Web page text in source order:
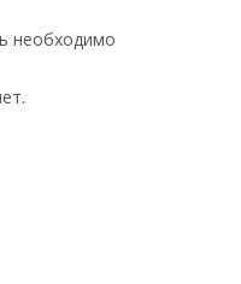
необходимо